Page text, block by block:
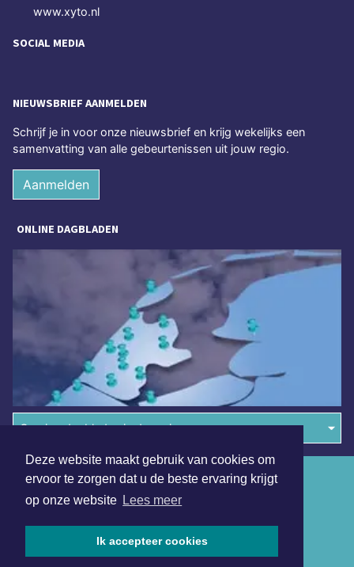
Deze website maakt gebruik van cookies om
ervoor te zorgen dat u de beste ervaring krijgt
op onze website Lees meer
Ik accepteer cookies
www.xyto.nl
SOCIAL MEDIA
NIEUWSBRIEF AANMELDEN
Schrijf je in voor onze nieuwsbrief en krijg wekelijks een
samenvatting van alle gebeurtenissen uit jouw regio.
Aanmelden
ONLINE DAGBLADEN
Overige dagbladen in de regio
Algemene voorwaarden
Disclaimer